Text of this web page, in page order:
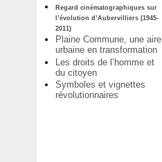
Regard cinématographiques sur
l’évolution d’Aubervilliers (1945-
2011)
Plaine Commune, une aire
urbaine en transformation
Les droits de l’homme et
du citoyen
Symboles et vignettes
révolutionnaires